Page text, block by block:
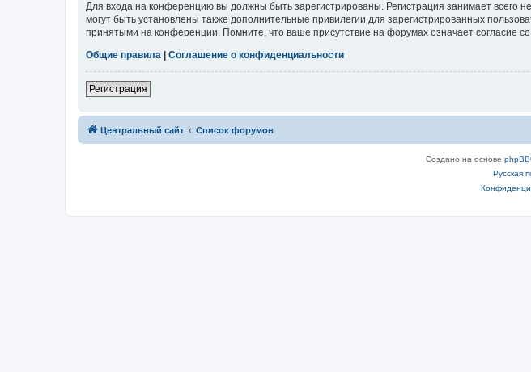
Для входа на конференцию вы должны быть зарегистрированы. Регистрация занимает всего
могут быть установлены также дополнительные привилегии для зарегистрированных
принятыми на конференции. Помните, что ваше присутствие на форумах означает согласие
Общие правила
Соглашение о конфиденциальности
Регистрация
Центральный сайт Список форумов
Создано на основе phpBB
Русская